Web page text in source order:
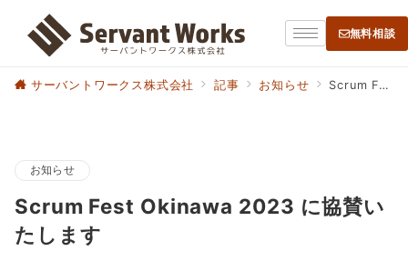
無料相談
サーバントワークス株式会社 記事 お知らせ Scrum Fest Okinawa 2023 に協賛いたします
お知らせ
Scrum Fest Okinawa 2023 に協賛い
たします